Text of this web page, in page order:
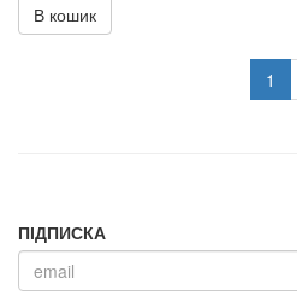
В кошик
1
ПІДПИСКА